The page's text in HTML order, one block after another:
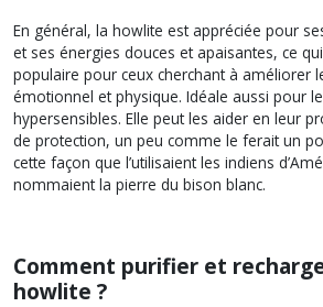
En général, la howlite est appréciée pour
et ses énergies douces et apaisantes, ce
populaire pour ceux cherchant à améliorer
émotionnel et physique. Idéale aussi pour
hypersensibles. Elle peut les aider en leur
de protection, un peu comme le ferait un
cette façon que l’utilisaient les indiens
nommaient la pierre du bison blanc.
Comment purifier et
howlite ?